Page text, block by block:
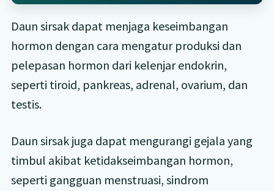
Daun sirsak dapat menjaga keseimbangan
hormon dengan cara mengatur produksi dan
pelepasan hormon dari kelenjar endokrin,
seperti tiroid, pankreas, adrenal, ovarium, dan
testis.
Daun sirsak juga dapat mengurangi gejala yang
timbul akibat ketidakseimbangan hormon,
seperti gangguan menstruasi, sindrom